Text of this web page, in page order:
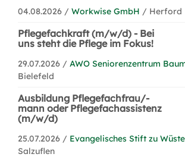
04.08.2026 / Workwise GmbH / Herford
Pflegefachkraft (m/w/d) - Bei
uns steht die Pflege im Fokus!
29.07.2026 / AWO Seniorenzentrum
Bielefeld
Ausbildung Pflegefachfrau/-
mann oder Pflegefachassistenz
(m/w/d)
25.07.2026 / Evangelisches Stift zu
Salzuflen